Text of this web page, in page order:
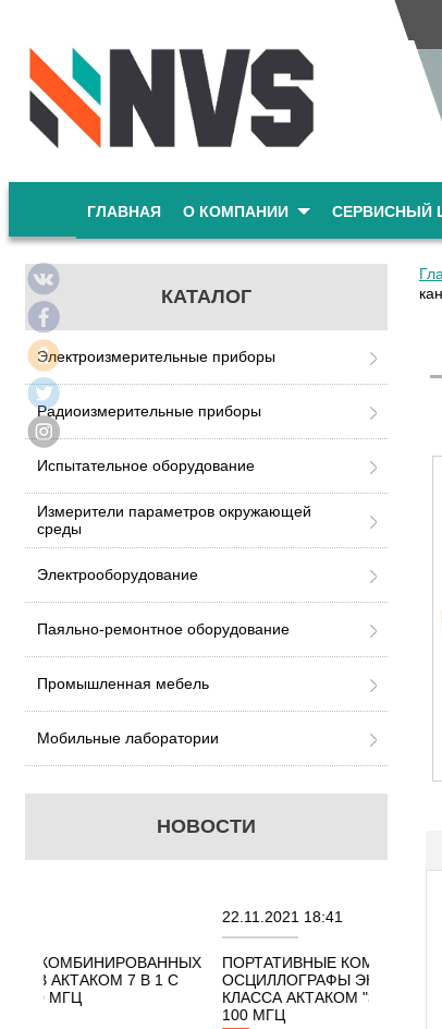
ГЛАВНАЯ О КОМПАНИИ СЕРВИСНЫЙ
КАТАЛОГ
Электроизмерительные приборы
Радиоизмерительные приборы
Испытательное оборудование
Измерители параметров окружающей
среды
Электрооборудование
Паяльно-ремонтное оборудование
Промышленная мебель
Мобильные лаборатории
НОВОСТИ
ПОРТАТИВНЫЕ КОМБИНИРОВАННЫЕ
ОСЦИЛЛОГРАФЫ ЭКОНОМНОГО
КЛАССА АКТАКОМ "3 В 1" С ПОЛОСОЙ